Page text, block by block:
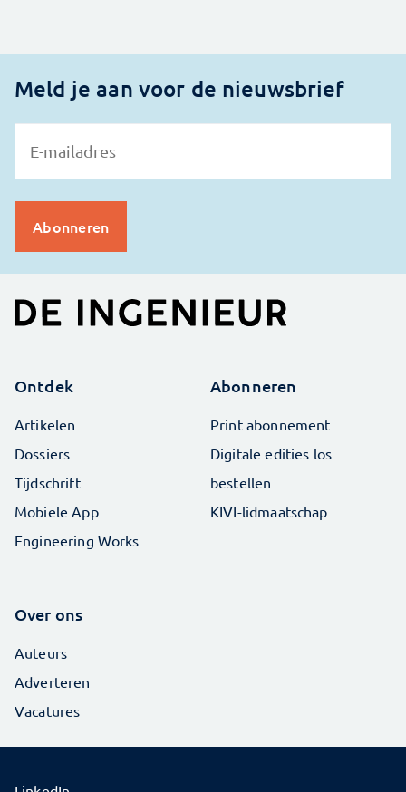
Meld je aan voor de nieuwsbrief
Ontdek
Artikelen
Dossiers
Tijdschrift
Mobiele App
Engineering Works
Abonneren
Print abonnement
Digitale edities los
bestellen
KIVI-lidmaatschap
Over ons
Auteurs
Adverteren
Vacatures